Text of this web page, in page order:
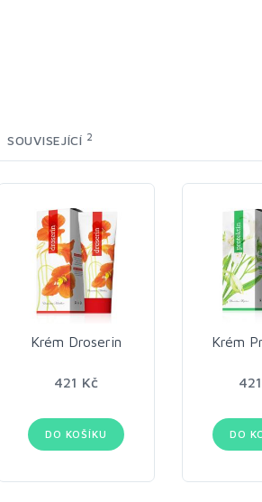
SOUVISEJÍCÍ 2
Krém Droserin
421 Kč
DO KOŠÍKU
Krém
DO